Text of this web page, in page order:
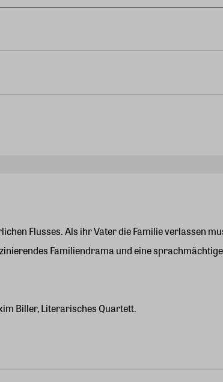
Flusses. Als ihr Vater die Familie verlassen
Familiendrama und eine
Biller, Literarisches Quartett.